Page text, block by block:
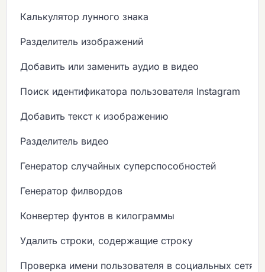
Калькулятор лунного знака
Разделитель изображений
Добавить или заменить аудио в видео
Поиск идентификатора пользователя Instagram
Добавить текст к изображению
Разделитель видео
Генератор случайных суперспособностей
Генератор филвордов
Конвертер фунтов в килограммы
Удалить строки, содержащие строку
Проверка имени пользователя в социальных сетях